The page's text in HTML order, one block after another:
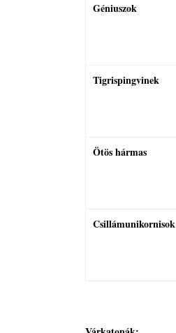
Géniuszok
Tigrispingvinek
Ötös hármas
Csillámunikornisok